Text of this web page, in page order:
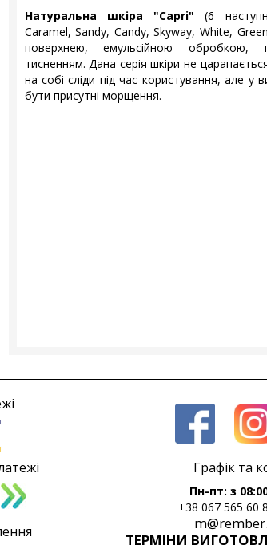
Натуральна шкіра "Capri" (6
Caramel, Sandy, Candy, Skyway, White,
поверхнею, емульсійною обробкою,
тисненням. Дана серія шкіри не
на собі сліди під час користування, але у
бути присутні морщення.
Графік та
Пн-пт: з
+38 067 565 60
ТЕРМІНИ